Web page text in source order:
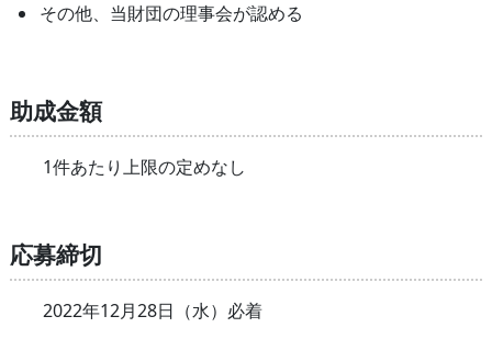
その他、当財団の理事会が認める
助成金額
1件あたり上限の定めなし
応募締切
2022年12月28日（水）必着